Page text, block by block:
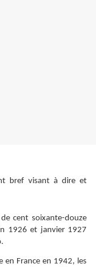
bref visant à dire et
cent soixante-douze
1926 et janvier 1927
en France en 1942, les